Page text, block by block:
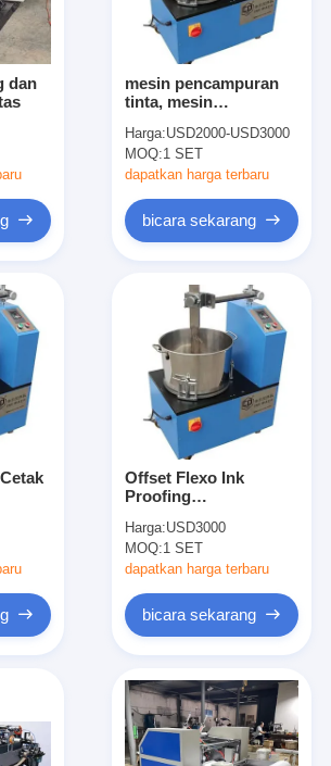
aturan
pemotongan
industri
otomatis
Percetakan
Peralatan
otomatis
dan
mesin pencampuran
tinta, mesin
Harga:USD2000-USD3000
MOQ:1 SET
dapatkan harga terbaru
bicara sekarang
Offset Flexo Ink
Proofing
Pencampur Ink
Stirring
Harga:USD3000
MOQ:1 SET
dapatkan harga terbaru
bicara sekarang